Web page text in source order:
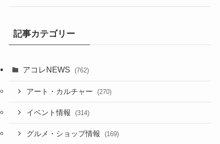
記事カテゴリー
アコレNEWS (762)
アート・カルチャー (270)
イベント情報 (314)
グルメ・ショップ情報 (169)